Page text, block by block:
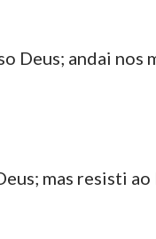
Deus; andai
mas resisti